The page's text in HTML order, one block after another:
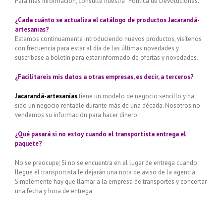
¿Cada cuánto se actualiza el catálogo de productos Jacarandá-
artesanías?
Estamos continuamente introduciendo nuevos productos, visítenos
con frecuencia para estar al día de las últimas novedades y
suscríbase a boletín para estar informado de ofertas y novedades.
¿Facilitareis mis datos a otras empresas, es decir, a terceros?
Jacarandá-artesaníastiene un modelo de negocio sencillo y ha
sido un negocio rentable durante más de una década. Nosotros no
vendemos su información para hacer dinero.
¿Qué pasará si no estoy cuando el transportista entrega el
paquete?
No se preocupe; Si no se encuentra en el lugar de entrega cuando
llegue el transportista le dejarán una nota de aviso de la agencia.
Simplemente hay que llamar a la empresa de transportes y concertar
una fecha y hora de entrega.